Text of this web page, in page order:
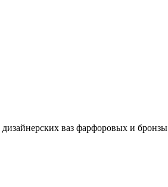
ваз фарфоровых и бронзы